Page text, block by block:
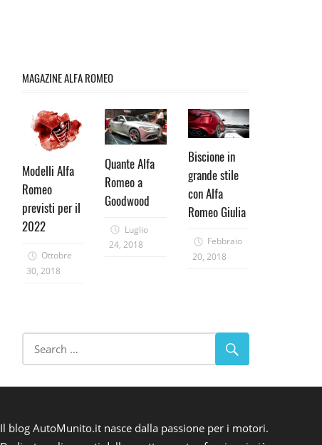
MAGAZINE ALFA ROMEO
Modelli Alfa
Romeo
previsti per il
2022
Ottobre
30, 2018
Quante Alfa
Romeo a
Goodwood
Luglio
24, 2018
Biscione in
grande stile
con Alfa
Romeo Giulia
Febbraio
20, 2018
Il blog AutoMunito.it nasce dalla passione per i motori.